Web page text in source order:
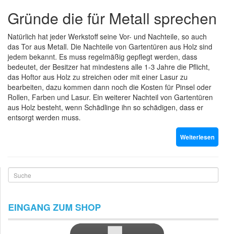
Gründe die für Metall sprechen
Natürlich hat jeder Werkstoff seine Vor- und Nachteile, so auch
das Tor aus Metall. Die Nachteile von Gartentüren aus Holz sind
jedem bekannt. Es muss regelmäßig gepflegt werden, dass
bedeutet, der Besitzer hat mindestens alle 1-3 Jahre die Pflicht,
das Hoftor aus Holz zu streichen oder mit einer Lasur zu
bearbeiten, dazu kommen dann noch die Kosten für Pinsel oder
Rollen, Farben und Lasur. Ein weiterer Nachteil von Gartentüren
aus Holz besteht, wenn Schädlinge ihn so schädigen, dass er
entsorgt werden muss.
Weiterlesen
Suche
EINGANG ZUM SHOP